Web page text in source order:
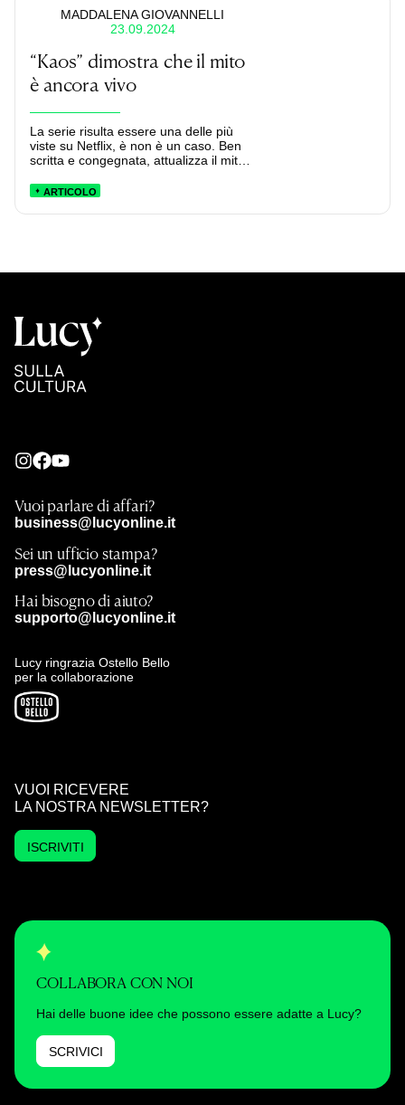
MADDALENA GIOVANNELLI
23.09.2024
“Kaos” dimostra che il mito
è ancora vivo
La serie risulta essere una delle più
viste su Netflix, è non è un caso. Ben
scritta e congegnata, attualizza il mito
nostro destino, senza per questo
ARTICOLO
Vuoi parlare di affari?
business@lucyonline.it
Sei un ufficio stampa?
press@lucyonline.it
Hai bisogno di aiuto?
supporto@lucyonline.it
Lucy ringrazia Ostello Bello
per la collaborazione
VUOI RICEVERE
LA NOSTRA NEWSLETTER?
ISCRIVITI
COLLABORA CON NOI
Hai delle buone idee che possono essere adatte a Lucy?
SCRIVICI